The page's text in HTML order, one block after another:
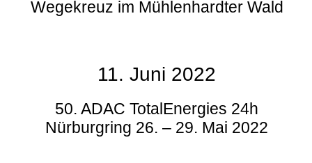
Wegekreuz im Mühlenhardter Wald
11. Juni 2022
50. ADAC TotalEnergies 24h
Nürburgring 26. – 29. Mai 2022